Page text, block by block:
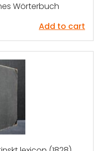
Wörterbuch
Add to cart